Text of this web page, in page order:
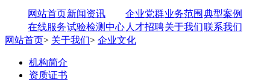
网站首页新闻资讯 企业党群业务范围 典型案例
在线服务试验检测中心 人才招聘关于我们联系我们
网站首页> 关于我们> 企业文化
机构简介
资质证书